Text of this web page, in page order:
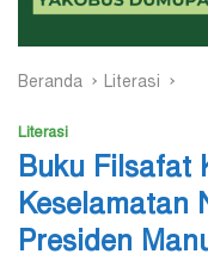
Beranda Literasi
Literasi
Buku Filsafat
Keselamatan
Presiden